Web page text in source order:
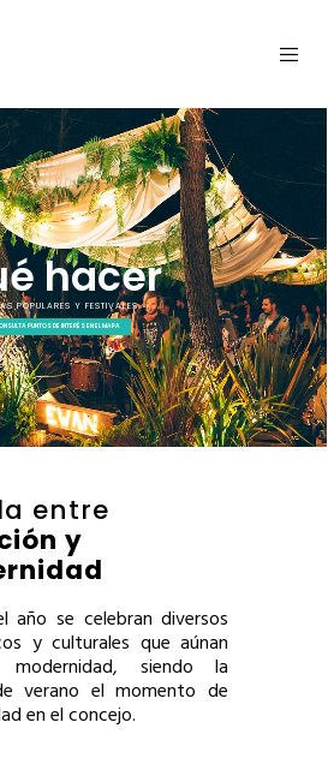
entre
y
año se celebran diversos
y culturales que aúnan
siendo la
verano el momento de
en el concejo.